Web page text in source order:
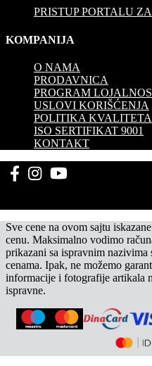
PRISTUP PORTALU
KOMPANIJA
O NAMA
PRODAVNICA
PROGRAM
USLOVI KORIŠĆENJA
POLITIKA KVALITETA
ISO SERTIFIKAT 9001
KONTAKT
Sve cene na ovom sajtu
cenu. Maksimalno vodimo
prikazani sa ispravnim
cenama. Ipak, ne možemo
informacije i fotografije artikala
ispravne.